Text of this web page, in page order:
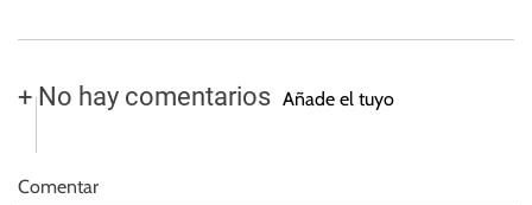
+ No hay comentarios Añade el tuyo
Comentar